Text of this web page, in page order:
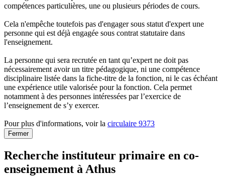
compétences particulières, une ou plusieurs périodes de cours.
Cela n'empêche toutefois pas d'engager sous statut d'expert une
personne qui est déjà engagée sous contrat statutaire dans
l'enseignement.
La personne qui sera recrutée en tant qu’expert ne doit pas
nécessairement avoir un titre pédagogique, ni une compétence
disciplinaire listée dans la fiche-titre de la fonction, ni le cas échéant
une expérience utile valorisée pour la fonction. Cela permet
notamment à des personnes intéressées par l’exercice de
l’enseignement de s’y exercer.
Pour plus d'informations, voir la circulaire 9373
Fermer
Recherche instituteur primaire en co-
enseignement à Athus